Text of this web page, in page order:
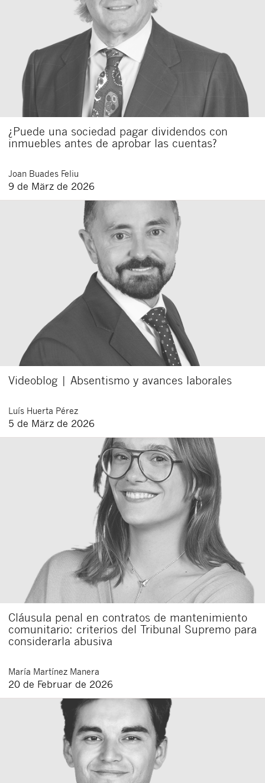
¿Puede una sociedad pagar dividendos con
inmuebles antes de aprobar las cuentas?
Joan Buades Feliu
9 de März de 2026
Videoblog | Absentismo y avances laborales
Luís Huerta Pérez
5 de März de 2026
Cláusula penal en contratos de mantenimiento
comunitario: criterios del Tribunal Supremo para
considerarla abusiva
María Martínez Manera
20 de Februar de 2026